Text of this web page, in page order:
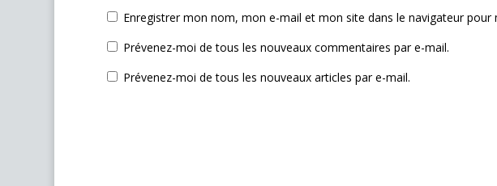
Enregistrer mon nom, mon e-mail et mon site dans le navigateur
Prévenez-moi de tous les nouveaux commentaires par e-mail.
Prévenez-moi de tous les nouveaux articles par e-mail.